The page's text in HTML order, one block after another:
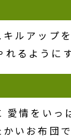
ルアップ
れるように
愛情をいっ
お布団で